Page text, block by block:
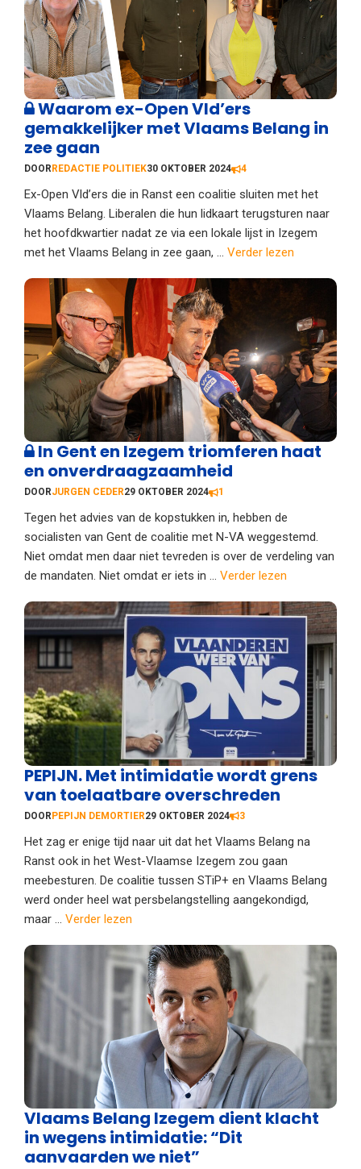
Waarom ex-Open Vld’ers
gemakkelijker met Vlaams Belang in
zee gaan
DOOR REDACTIE POLITIEK30 OKTOBER 2024 4
Ex-Open Vld’ers die in Ranst een coalitie sluiten met het
Vlaams Belang. Liberalen die hun lidkaart terugsturen naar
het hoofdkwartier nadat ze via een lokale lijst in Izegem
met het Vlaams Belang in zee gaan, ... Verder lezen
In Gent en Izegem triomferen haat
en onverdraagzaamheid
DOORJURGEN CEDER29 OKTOBER 2024 1
Tegen het advies van de kopstukken in, hebben de
socialisten van Gent de coalitie met N-VA weggestemd.
Niet omdat men daar niet tevreden is over de verdeling van
de mandaten. Niet omdat er iets in ... Verder lezen
PEPIJN. Met intimidatie wordt grens
van toelaatbare overschreden
DOORPEPIJN DEMORTIER29 OKTOBER 2024 3
Het zag er enige tijd naar uit dat het Vlaams Belang na
Ranst ook in het West-Vlaamse Izegem zou gaan
meebesturen. De coalitie tussen STiP+ en Vlaams Belang
werd onder heel wat persbelangstelling aangekondigd,
maar ... Verder lezen
Vlaams Belang Izegem dient klacht
in wegens intimidatie: “Dit
aanvaarden we niet”